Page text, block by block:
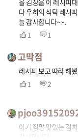
올 김장을 이 레시피
다 우히의 식탁 레시
늘 감사합니다~~.
1 1
고막점
레시피 보고 따라 해
1 2
이거 정말 맛있는 김